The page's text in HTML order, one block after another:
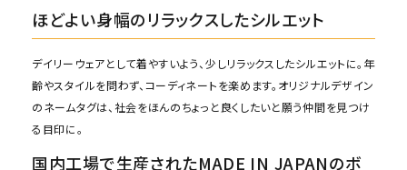
ほどよい身幅のリラックスしたシルエット
デイリーウェアとして着やすいよう、少しリラックスしたシルエットに。年
齢やスタイルを問わず、コーディネートを楽めます。オリジナルデザイン
のネームタグは、社会をほんのちょっと良くしたいと願う仲間を見つけ
る目印に。
国内工場で生産されたMADE IN JAPANのボ